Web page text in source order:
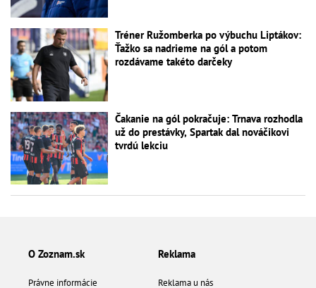
Tréner Ružomberka po výbuchu Liptákov:
Ťažko sa nadrieme na gól a potom
rozdávame takéto darčeky
Čakanie na gól pokračuje: Trnava rozhodla
už do prestávky, Spartak dal nováčikovi
tvrdú lekciu
O Zoznam.sk
Právne informácie
Reklama
Reklama u nás